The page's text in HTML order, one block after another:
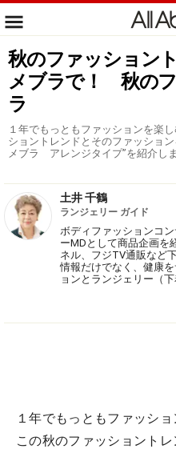
秋のファッション
メブラで！ 秋の
ラ
１年でもっともファッションを楽
ショントレンドとそのファッショ
メブラ アレンジタイプ”を紹介しま
土井 千鶴
ランジェリー ガイド
ボディファッションコ
ーMDとして商品企画を
ネル、フジTV通販など
情報だけでなく、健康
ョンとランジェリー（
１年でもっともファッシ
この秋のファッショント